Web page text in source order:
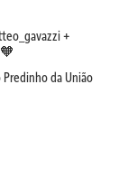
+
da União